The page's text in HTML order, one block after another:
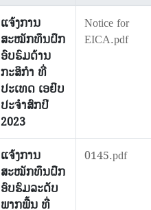
ແຈ້ງການ
ສະໝັກທຶນຝຶກ
ອົບຮົມດ້ານ
ກະສິກຳ ທີ່
ປະເທດ ເອຢິບ
ປະຈຳສົກປີ
2023
Notice for
EICA.pdf
ແຈ້ງການ
ສະໝັກທຶນຝຶກ
ອົບຮົມລະດັບ
ພາກພື້ນ ທີ່
0145.pdf